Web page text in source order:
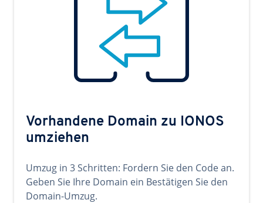
Vorhandene Domain zu IONOS
umziehen
Umzug in 3 Schritten: Fordern Sie den Code an.
Geben Sie Ihre Domain ein Bestätigen Sie den
Domain-Umzug.